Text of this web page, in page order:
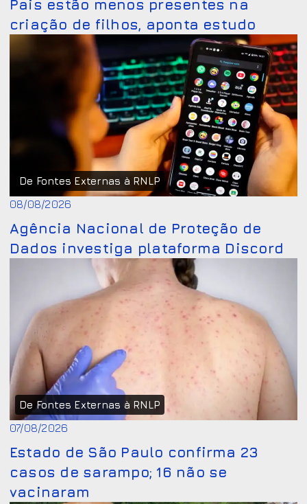
Pais estão menos presentes na
criação de filhos, aponta estudo
De Fontes Externas à RNLP
08/08/2026
Agência Nacional de Proteção de
Dados investiga plataforma Discord
De Fontes Externas à RNLP
07/08/2026
Estado de São Paulo confirma 23
casos de sarampo; 16 não se
vacinaram